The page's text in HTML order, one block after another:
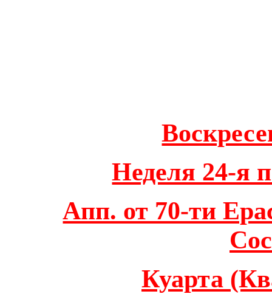
Неделя 24-я
Апп. от 70-ти
Куарта